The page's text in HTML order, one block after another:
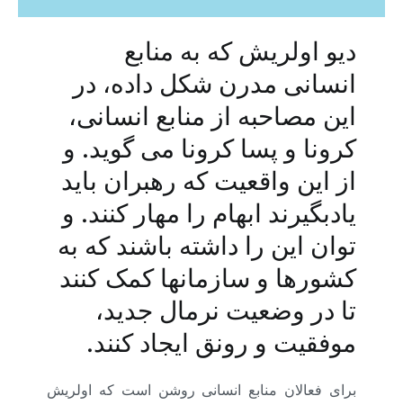
دیو اولریش که به منابع
انسانی مدرن شکل داده، در
این مصاحبه از منابع انسانی،
کرونا و پسا کرونا می گوید. و
از این واقعیت که رهبران باید
یادبگیرند ابهام را مهار کنند. و
توان این را داشته باشند که به
کشورها و سازمان­ها کمک کنند
تا در وضعیت نرمال جدید،
موفقیت و رونق ایجاد کنند.
برای فعالان منابع انسانی روشن است که اولریش